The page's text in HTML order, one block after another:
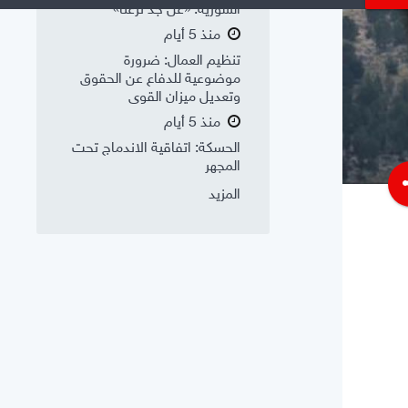
السورية: «عن جد نزعتا»
منذ 5 أيام
تنظيم العمال: ضرورة
موضوعية للدفاع عن الحقوق
وتعديل ميزان القوى
منذ 5 أيام
الحسكة: اتفاقية الاندماج تحت
المجهر
المزيد